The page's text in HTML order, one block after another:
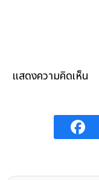
แสดงความคิดเห็น